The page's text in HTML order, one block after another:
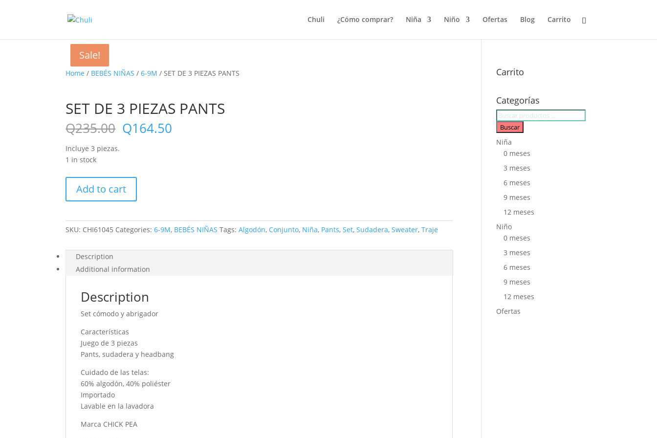
Chuli ¿Cómo comprar? Niña Niño Ofertas Blog Carrito
Home / BEBÉS NIÑAS /6-9M / SET DE 3 PIEZAS PANTS
Sale!
SET DE 3 PIEZAS PANTS
Q235.00 Q164.50
Incluye 3 piezas.
1 in stock
3
PANTS
Add to cart
SKU: CHI61045 Categories:6-9M, BEBÉS NIÑAS Tags:Algodón, Conjunto, Niña, Pants,Set,Sudadera,Sweater,Traje
Description
Additional information
Description
Set cómodo y abrigador
Características
Juego de 3 piezas
Pants, sudadera y headbang
Cuidado de las telas:
60% algodón, 40% poliéster
Importado
Lavable en la lavadora
Marca CHICK PEA
Sale!
Sale!
Carrito
Categorías
Búsqueda
de
productos
Buscar
Niña
0 meses
3 meses
6 meses
9 meses
12 meses
Niño
0 meses
3 meses
6 meses
9 meses
12 meses
Ofertas